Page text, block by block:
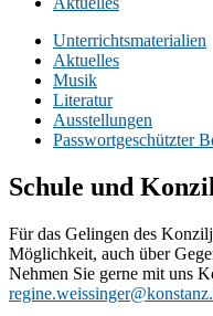
Unterrichtsmaterialien
Aktuelles
Musik
Literatur
Ausstellungen
Passwortgeschützter
Schule und
Für das Gelingen des
Möglichkeit, auch über
Nehmen Sie gerne mit uns